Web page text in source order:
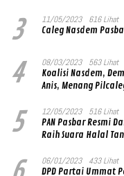
3 11/05/2023 616 Lihat
Caleg Nasdem
4 08/03/2023 563 Lihat
Koalisi Nasdem,
Anis, Menang
5 12/05/2023 516 Lihat
PAN Pasbar Resmi
Raih Suara Halal
06/01/2023 433 Lihat
DPD Partai Ummat